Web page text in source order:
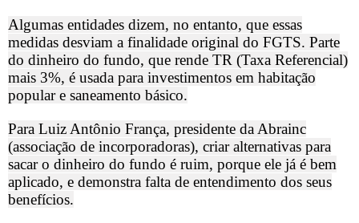
Algumas entidades dizem, no entanto, que essas
medidas desviam a finalidade original do FGTS. Parte
do dinheiro do fundo, que rende TR (Taxa Referencial)
mais 3%, é usada para investimentos em habitação
popular e saneamento básico.
Para Luiz Antônio França, presidente da Abrainc
(associação de incorporadoras), criar alternativas para
sacar o dinheiro do fundo é ruim, porque ele já é bem
aplicado, e demonstra falta de entendimento dos seus
benefícios.